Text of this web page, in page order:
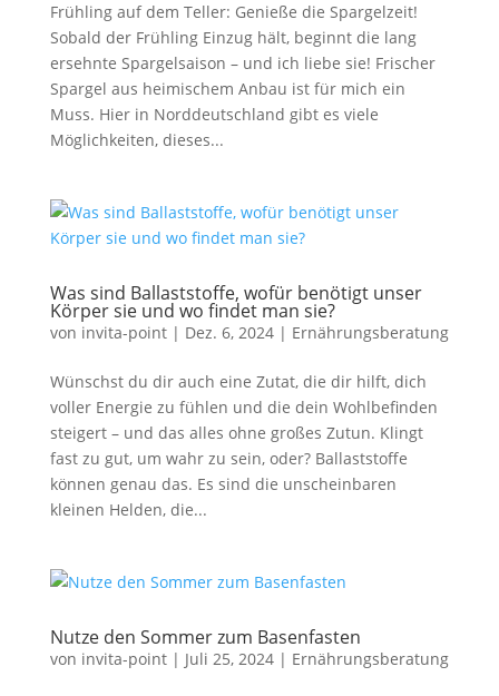
Frühling auf dem Teller: Genieße die Spargelzeit!
Sobald der Frühling Einzug hält, beginnt die lang
ersehnte Spargelsaison – und ich liebe sie! Frischer
Spargel aus heimischem Anbau ist für mich ein
Muss. Hier in Norddeutschland gibt es viele
Möglichkeiten, dieses...
Was sind Ballaststoffe, wofür benötigt unser
Körper sie und wo findet man sie?
von invita-point| Dez. 6, 2024| Ernährungsberatung
Wünschst du dir auch eine Zutat, die dir hilft, dich
voller Energie zu fühlen und die dein Wohlbefinden
steigert – und das alles ohne großes Zutun. Klingt
fast zu gut, um wahr zu sein, oder? Ballaststoffe
können genau das. Es sind die unscheinbaren
kleinen Helden, die...
Nutze den Sommer zum Basenfasten
von invita-point| Juli 25, 2024| Ernährungsberatung